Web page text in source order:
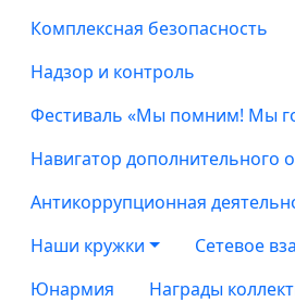
Комплексная безопасность
Надзор и контроль
Фестиваль «Мы помним! Мы
Навигатор дополнительного
Антикоррупционная
Наши кружки
Сетевое
Юнармия
Награды